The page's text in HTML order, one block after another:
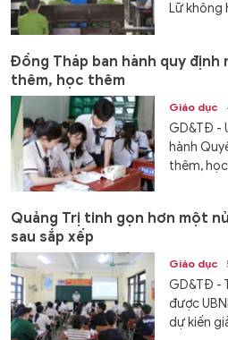
Lữ không
Đồng Tháp ban hành quy định
thêm, học thêm
Giáo dục
GD&TĐ -
hành
thêm,
Quảng Trị tinh gọn hơn một
sau sắp xếp
Giáo dục
GD&TĐ -
được
dự kiến